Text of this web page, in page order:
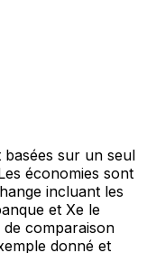
basées sur un seul
économies sont
incluant les
et Xe le
comparaison
donné et